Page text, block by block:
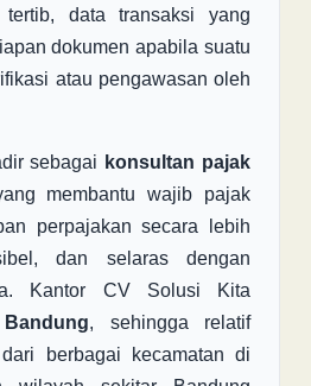
tertib, data transaksi yang
dokumen apabila suatu
atau pengawasan oleh
sebagai konsultan pajak
membantu wajib pajak
perpajakan secara lebih
dan selaras dengan
Kantor CV Solusi Kita
, sehingga relatif
berbagai kecamatan di